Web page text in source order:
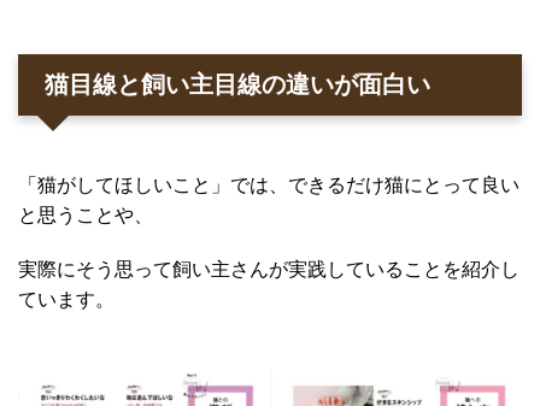
猫目線と飼い主目線の違いが面白い
「猫がしてほしいこと」では、できるだけ猫にとって良い
と思うことや、
実際にそう思って飼い主さんが実践していることを紹介し
ています。